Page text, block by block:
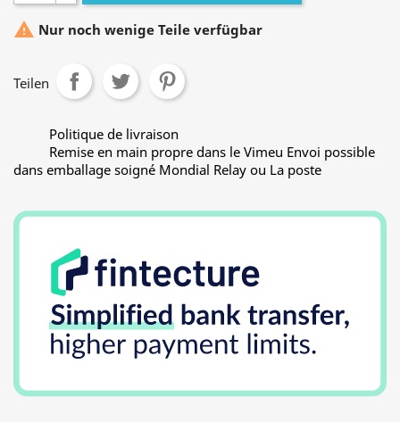
 Nur noch wenige Teile verfügbar
Teilen
Politique de livraison
Remise en main propre dans le Vimeu Envoi possible
dans emballage soigné Mondial Relay ou La poste